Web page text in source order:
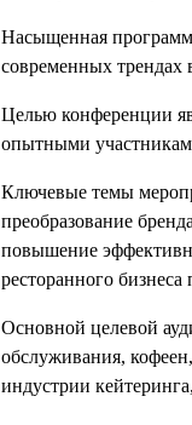
Насыщенная
современных трендах
Целью конференции
опытными
Ключевые темы
преобразование
повышение
ресторанного
Основной целевой
обслуживания,
индустрии